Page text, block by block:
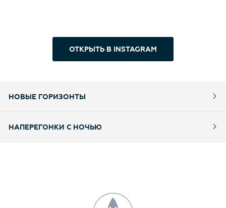
ОТКРЫТЬ В INSTAGRAM
НОВЫЕ ГОРИЗОНТЫ
НАПЕРЕГОНКИ С НОЧЬЮ